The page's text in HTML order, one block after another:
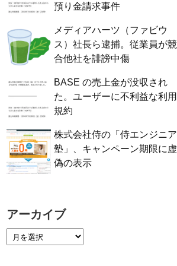
預り金請求事件
メディアハーツ（ファビウ
ス）社長ら逮捕。従業員が競
合他社を誹謗中傷
BASE の売上金が没収され
た。ユーザーに不利益な利用
規約
株式会社侍の「侍エンジニア
塾」、キャンペーン期限に虚
偽の表示
アーカイブ